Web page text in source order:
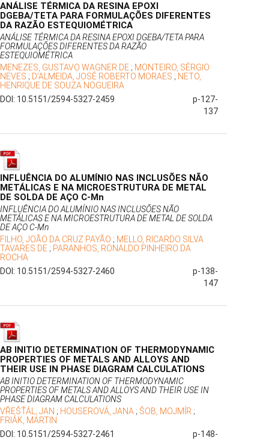
ANÁLISE TÉRMICA DA RESINA EPOXI
DGEBA/TETA PARA FORMULAÇÕES DIFERENTES
DA RAZÃO ESTEQUIOMÉTRICA
ANÁLISE TÉRMICA DA RESINA EPOXI DGEBA/TETA PARA
FORMULAÇÕES DIFERENTES DA RAZÃO
ESTEQUIOMÉTRICA
MENEZES, GUSTAVO WAGNER DE ; MONTEIRO, SÉRGIO
NEVES ; D’ALMEIDA, JOSÉ ROBERTO MORAES ; NETO,
HENRIQUE DE SOUZA NOGUEIRA
DOI: 10.5151/2594-5327-2459
p-127-
137
INFLUÊNCIA DO ALUMÍNIO NAS INCLUSÕES NÃO
METÁLICAS E NA MICROESTRUTURA DE METAL
DE SOLDA DE AÇO C-Mn
INFLUÊNCIA DO ALUMÍNIO NAS INCLUSÕES NÃO
METÁLICAS E NA MICROESTRUTURA DE METAL DE SOLDA
DE AÇO C-Mn
FILHO, JOÃO DA CRUZ PAYÃO ; MELLO, RICARDO SILVA
TAVARES DE ; PARANHOS, RONALDO PINHEIRO DA
ROCHA
DOI: 10.5151/2594-5327-2460
p-138-
147
AB INITIO DETERMINATION OF THERMODYNAMIC
PROPERTIES OF METALS AND ALLOYS AND
THEIR USE IN PHASE DIAGRAM CALCULATIONS
AB INITIO DETERMINATION OF THERMODYNAMIC
PROPERTIES OF METALS AND ALLOYS AND THEIR USE IN
PHASE DIAGRAM CALCULATIONS
VŘEŠŤÁL, JAN ; HOUSEROVÁ, JANA ; ŠOB, MOJMÍR ;
FRIÁK, MARTIN
DOI: 10.5151/2594-5327-2461
p-148-